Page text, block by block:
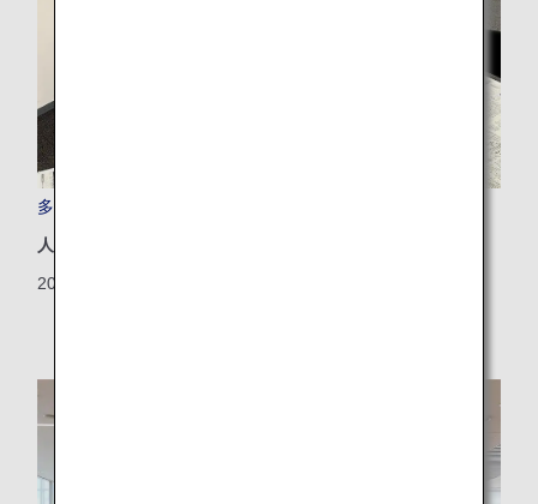
多様な個性を活かした共創アート作品
人権・DEI
2024/12/26